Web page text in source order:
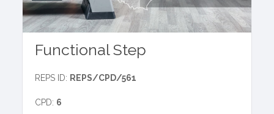
Functional Step
REPS ID: REPS/CPD/561
CPD: 6